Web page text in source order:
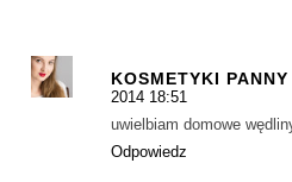
KOSMETYKI
2014 18:51
uwielbiam domowe
Odpowiedz